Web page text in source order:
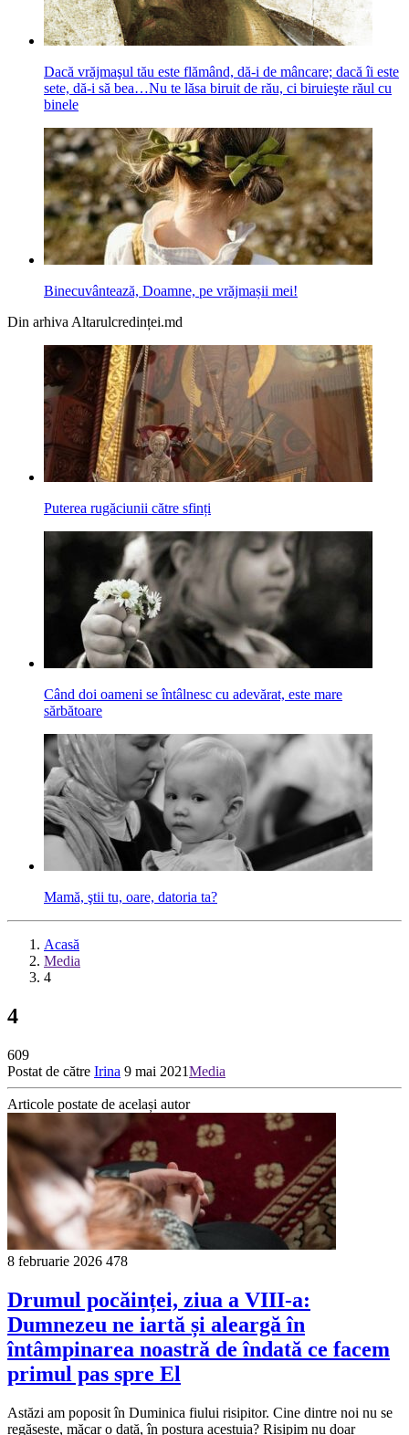
Dacă vrăjmaşul tău este flămând, dă-i de mâncare; dacă îi este
sete, dă-i să bea…Nu te lăsa biruit de rău, ci biruieşte răul cu
binele
Binecuvântează, Doamne, pe vrăjmașii mei!
Din arhiva Altarulcredinței.md
Puterea rugăciunii către sfinți
Când doi oameni se întâlnesc cu adevărat, este mare
sărbătoare
Mamă, ştii tu, oare, datoria ta?
Acasă
Media
4
4
609
Postat de către Irina 9 mai 2021Media
Articole postate de același autor
8 februarie 2026 478
Drumul pocăinței, ziua a VIII-a:
Dumnezeu ne iartă și aleargă în
întâmpinarea noastră de îndată ce facem
primul pas spre El
Astăzi am poposit în Duminica fiului risipitor. Cine dintre noi nu se
regăsește, măcar o dată, în postura acestuia? Risipim nu doar